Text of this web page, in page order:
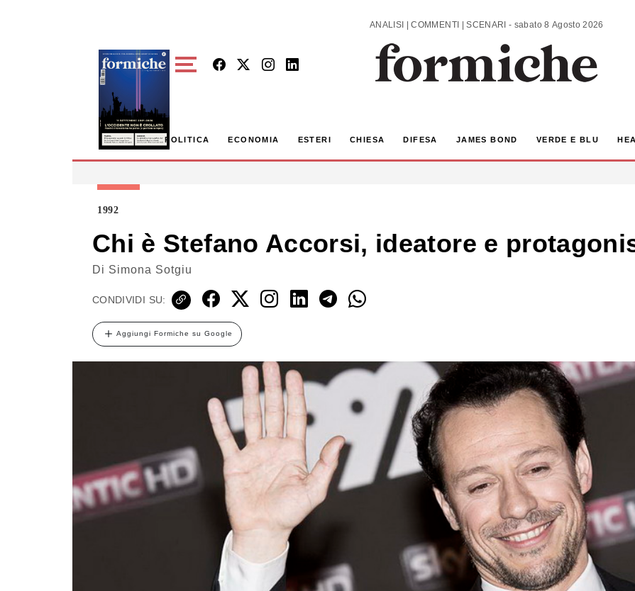
ANALISI | COMMENTI | SCENARI - sabato 8 Agosto 2026
POLITICA ECONOMIA ESTERI CHIESA DIFESA JAMES BOND VERDE E BLU
1992
Chi è Stefano Accorsi, ideatore e
Di Simona Sotgiu
CONDIVIDI SU:
Aggiungi Formiche su Google